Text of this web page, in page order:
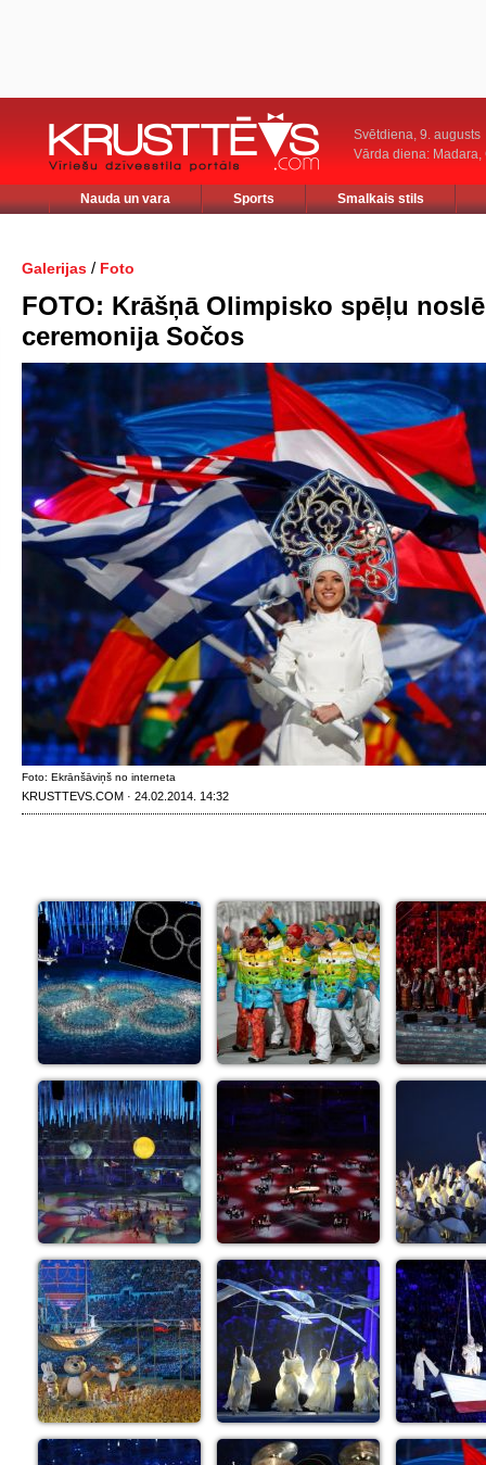
Svētdiena, 9. augusts
Vārda diena: Madara,
Nauda un vara Sports Smalkais stils
Galerijas / Foto
FOTO: Krāšņā Olimpisko spēļu
ceremonija Sočos
Foto: Ekrānšāviņš no interneta
KRUSTTEVS.COM · 24.02.2014. 14:32